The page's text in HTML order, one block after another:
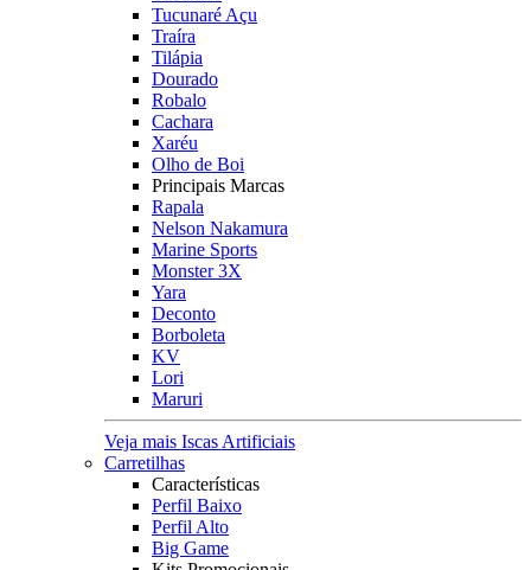
Tucunaré Açu
Traíra
Tilápia
Dourado
Robalo
Cachara
Xaréu
Olho de Boi
Principais Marcas
Rapala
Nelson Nakamura
Marine Sports
Monster 3X
Yara
Deconto
Borboleta
KV
Lori
Maruri
Veja mais Iscas Artificiais
Carretilhas
Características
Perfil Baixo
Perfil Alto
Big Game